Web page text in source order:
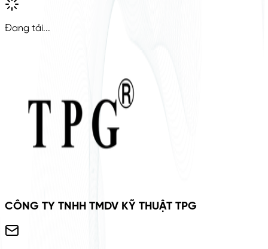
Đang tải...
CÔNG TY TNHH TMDV KỸ THUẬT TPG